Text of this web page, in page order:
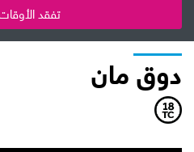
تفقد
دوق مان